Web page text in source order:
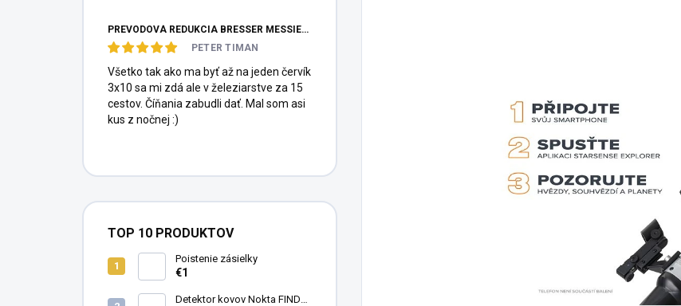
PREVODOVÁ REDUKCIA BRESSER MESSIER HEXAFOC 1:10
PETER TIMAN
Všetko tak ako ma byť až na jeden červík
3x10 sa mi zdá ale v železiarstve za 15
cestov. Číňania zabudli dať. Mal som asi
kus z nočnej :)
TOP 10 PRODUKTOV
Poistenie zásielky
€1
Detektor kovov Nokta FINDX